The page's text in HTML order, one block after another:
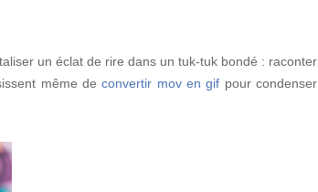
un éclat de rire dans un tuk-tuk bondé : raconter
même deconvertir mov en gif pour condenser